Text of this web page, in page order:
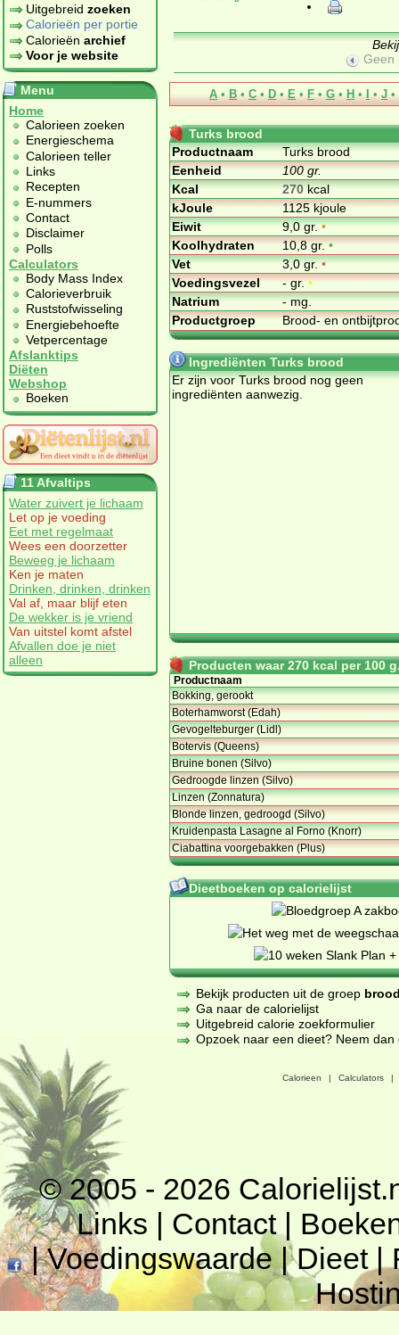
Uitgebreid zoeken
Calorieën per portie
Calorieën archief
Voor je website
Menu
Home
Calorieen zoeken
Energieschema
Calorieen teller
Links
Recepten
E-nummers
Contact
Disclaimer
Polls
Calculators
Body Mass Index
Calorieverbruik
Ruststofwisseling
Energiebehoefte
Vetpercentage
Afslanktips
Diëten
Webshop
Boeken
11 Afvaltips
Water zuivert je lichaam
Let op je voeding
Eet met regelmaat
Wees een doorzetter
Beweeg je lichaam
Ken je maten
Drinken, drinken, drinken
Val af, maar blijf eten
De wekker is je vriend
Van uitstel komt afstel
Afvallen doe je niet
alleen
Geen
A • B • C • D • E • F • G • H • I • J •
Turks brood
Productnaam
Turks brood
Eenheid
100 gr.
Kcal
270kcal
kJoule
1125 kjoule
Eiwit
9,0 gr.•
Koolhydraten
10,8 gr.•
Vet
3,0 gr.•
Voedingsvezel
- gr.•
Natrium
- mg.
Productgroep
Brood- en
Ingrediënten Turks brood
Er zijn voor Turks brood nog geen
ingrediënten aanwezig.
Producten waar 270 kcal per 100
Productnaam
Bokking, gerookt
Boterhamworst (Edah)
Gevogelteburger (Lidl)
Botervis (Queens)
Bruine bonen (Silvo)
Gedroogde linzen (Silvo)
Linzen (Zonnatura)
Blonde linzen, gedroogd (Silvo)
Kruidenpasta Lasagne al Forno (Knorr)
Ciabattina voorgebakken (Plus)
Dieetboeken op calorielijst
Bekijk producten uit de groep
Ga naar de calorielijst
Uitgebreid calorie zoekformulier
Opzoek naar een dieet? Neem
Calorieen | Calculators |
© 2005 - 2026
Links | Contact|
|Voedingswaarde|Dieet|